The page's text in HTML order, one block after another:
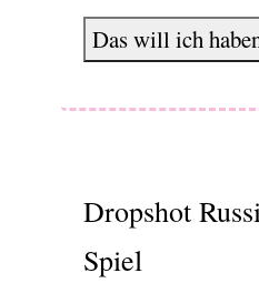
Das will ich
Dropshot
Spiel